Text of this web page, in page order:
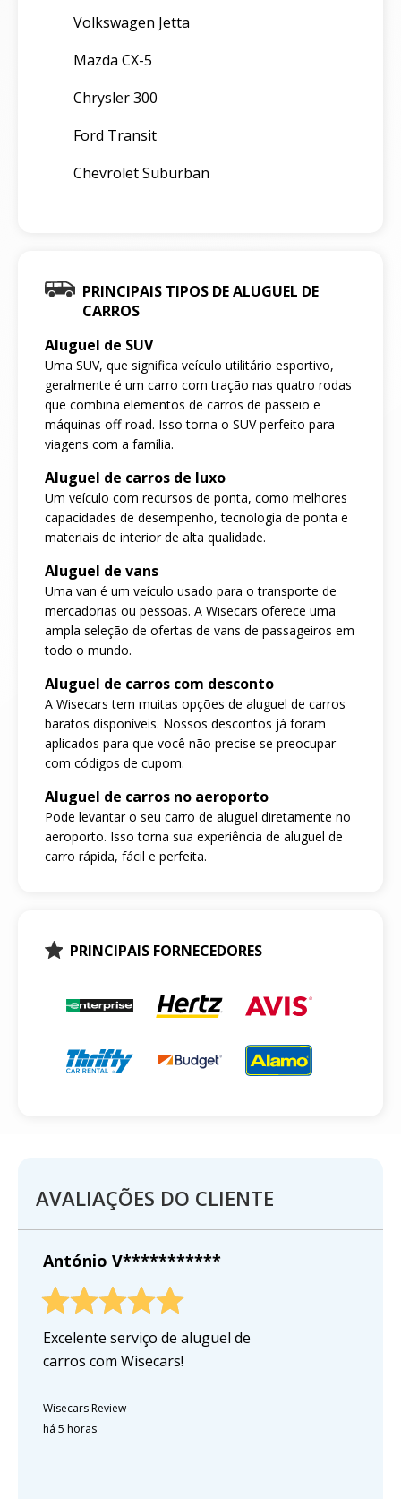
Volkswagen Jetta
Mazda CX-5
Chrysler 300
Ford Transit
Chevrolet Suburban
PRINCIPAIS TIPOS DE ALUGUEL DE
CARROS
Aluguel de SUV
Uma SUV, que significa veículo utilitário esportivo,
geralmente é um carro com tração nas quatro rodas
que combina elementos de carros de passeio e
máquinas off-road. Isso torna o SUV perfeito para
viagens com a família.
Aluguel de carros de luxo
Um veículo com recursos de ponta, como melhores
capacidades de desempenho, tecnologia de ponta e
materiais de interior de alta qualidade.
Aluguel de vans
Uma van é um veículo usado para o transporte de
mercadorias ou pessoas. A Wisecars oferece uma
ampla seleção de ofertas de vans de passageiros em
todo o mundo.
Aluguel de carros com desconto
A Wisecars tem muitas opções de aluguel de carros
baratos disponíveis. Nossos descontos já foram
aplicados para que você não precise se preocupar
com códigos de cupom.
Aluguel de carros no aeroporto
Pode levantar o seu carro de aluguel diretamente no
aeroporto. Isso torna sua experiência de aluguel de
carro rápida, fácil e perfeita.
PRINCIPAIS FORNECEDORES
AVALIAÇÕES DO CLIENTE
António V***********
Excelente serviço de aluguel de
carros com Wisecars!
Wisecars Review-
há 5 horas